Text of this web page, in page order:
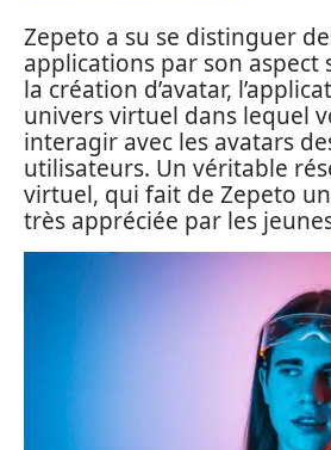
Zepeto a su se distinguer
applications par son aspect
la création d’avatar,
univers virtuel dans lequel
interagir avec les avatars
utilisateurs. Un véritable
virtuel, qui fait de Zepeto
très appréciée par les